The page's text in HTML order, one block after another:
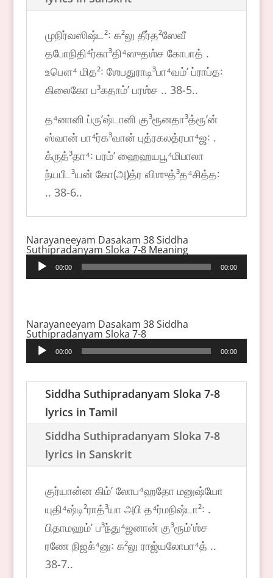
முநிர்வஸிஷ்ட²꞉ க²லு தீர்த²ஸேவீ
தபோநிதி⁴ர்கா³தி⁴ஸுதஶ்ச கோபாத் .
உபௌ⁴ மித²꞉ ஶேபதுராடி³பா⁴வம்ʼ ப்ராப்த꞉
கிலைகோ ப³கதாம்ʼ பரஶ்ச .. 38-5..
த⁴னானி ப்ருʼஷ்டானி கு³ரூனதா³த்ரூʼன்
ஸ்வான் பா⁴ர்க³வான் புத்ரகலத்ரபா⁴ஜ꞉ .
க்ருத்³தா⁴꞉ பரம்ʼ ஹைஹயபூ⁴மிபாலா
ந்யபீட³யன் கோ(அ)த்ர விஶுத்³த⁴சித்த꞉
.. 38-6..
Narayaneeyam Dasakam 38 Siddha
Suthipradanyam Sloka 7-8 Meaning
Audio
Player
00:00 00:00
Narayaneeyam Dasakam 38 Siddha
Suthipradanyam Sloka 7-8
Audio
Player
00:00 00:00
Siddha Suthipradanyam Sloka 7-8
lyrics in Tamil
Siddha Suthipradanyam Sloka 7-8
lyrics in Sanskrit
குர்யான்ன கிம்ʼ லோப⁴ஹதோ மனுஷ்யோ
யுதி⁴ஷ்டி²ராத்³யா அபி த⁴ர்மநிஷ்டா²꞉ .
பிதாமஹம்ʼ ப³ந்து⁴ஜனான் கு³ரூம்ʼஶ்ச
ரணே நிஜக்⁴னு꞉ க²லு ராஜ்யலோபா⁴த் ..
38-7..